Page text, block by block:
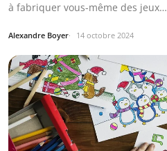
à fabriquer vous-même des jeux…
Alexandre Boyer 14 octobre 2024